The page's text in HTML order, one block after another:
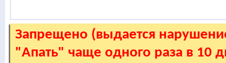
Запрещено (выдается
"Апать" чаще одного раза в 10